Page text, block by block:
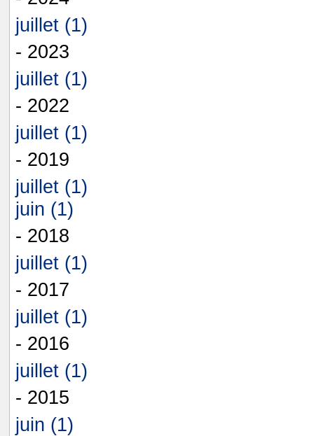
juillet (1)
- 2023
juillet (1)
- 2022
juillet (1)
- 2019
juillet (1)
juin (1)
- 2018
juillet (1)
- 2017
juillet (1)
- 2016
juillet (1)
- 2015
juin (1)